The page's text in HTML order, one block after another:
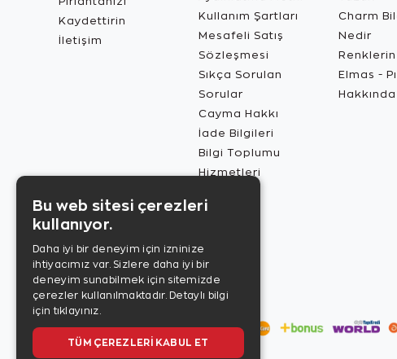
Kaydettirin
İletişim
Kullanım Şartları
Mesafeli Satış
Sözleşmesi
Sıkça Sorulan
Sorular
Cayma Hakkı
İade Bilgileri
Bilgi Toplumu
Hizmetleri
Charm
Nedir
Renklerin
Elmas -
Hakkında
Bu web sitesi çerezleri
kullanıyor.
Daha iyi bir deneyim için izninize
ihtiyacımız var. Sizlere daha iyi bir
deneyim sunabilmek için sitemizde
çerezler kullanılmaktadır. Detaylı bilgi
için tıklayınız.
TÜM ÇEREZLERI KABUL ET